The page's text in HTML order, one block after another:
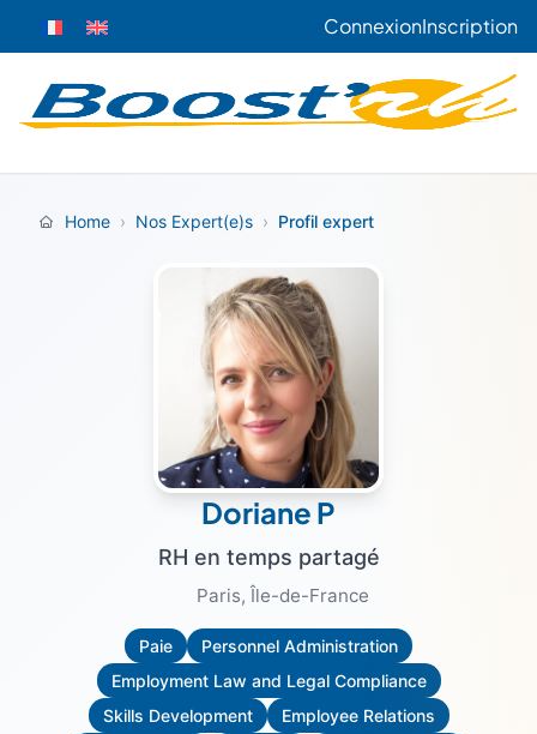
ConnexionInscription
Home › Nos Expert(e)s › Profil expert
Doriane P
RH en temps partagé
Paris, Île-de-France
Paie
Personnel Administration
Employment Law and Legal Compliance
Skills Development
Employee Relations